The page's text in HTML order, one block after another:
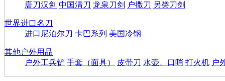
唐刀汉剑 中国清刀 龙泉刀剑 户撒刀 另类刀剑
世界进口名刀
进口尼泊尔刀 卡巴系列 美国冷钢
其他户外用品
户外工兵铲 手套（面具） 皮带刀 水壶、口哨 打火机 户